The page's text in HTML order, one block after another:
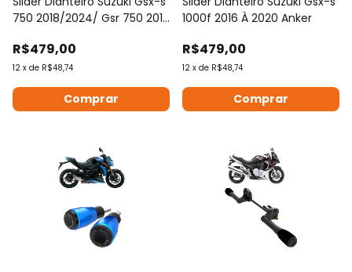
750 2018/2024/ Gsr 750 2013
R$479,00
12 x de R$48,74
Comprar
1000f 2016 À 2020 Anker
R$479,00
12 x de R$48,74
Comprar